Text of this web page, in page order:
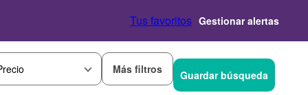
Tus favoritos Gestionar alertas
Más filtros Guardar búsqueda